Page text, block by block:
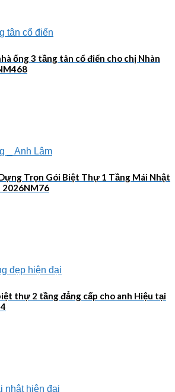
ống 3 tầng tân cổ điển cho chị Nhàn
Trọn Gói Biệt Thự 1 Tầng Mái Nhật
2026NM76
thự 2 tầng đẳng cấp cho anh Hiệu tại